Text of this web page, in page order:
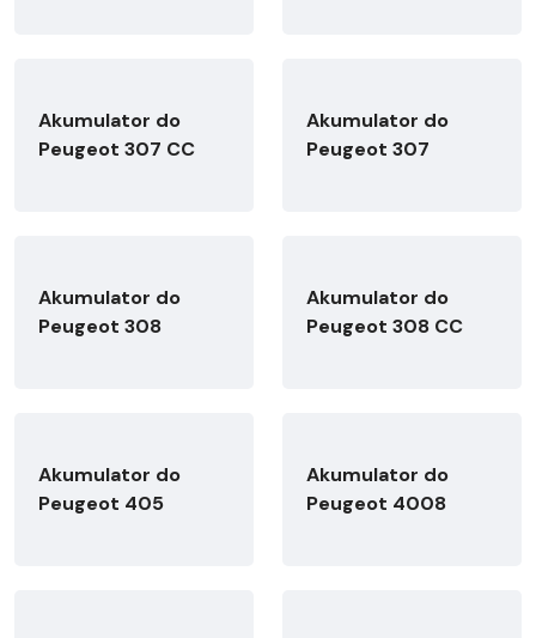
Akumulator do
Peugeot 307 CC
Akumulator do
Peugeot 307
Akumulator do
Peugeot 308
Akumulator do
Peugeot 308 CC
Akumulator do
Peugeot 405
Akumulator do
Peugeot 4008